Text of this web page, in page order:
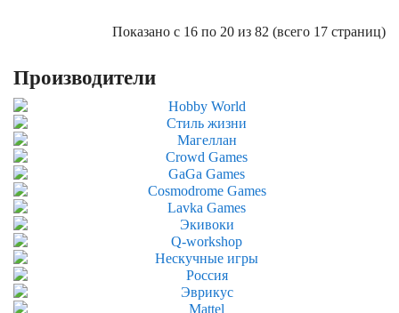
Показано с 16 по 20 из 82 (всего 17 страниц)
Производители